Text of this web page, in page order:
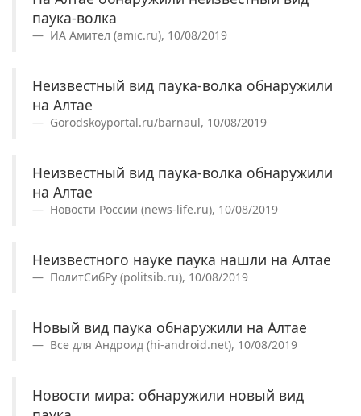
паука-волка
ИА Амител (amic.ru), 10/08/2019
Неизвестный вид паука-волка обнаружили
на Алтае
Gorodskoyportal.ru/barnaul, 10/08/2019
Неизвестный вид паука-волка обнаружили
на Алтае
Новости России (news-life.ru), 10/08/2019
Неизвестного науке паука нашли на Алтае
ПолитСибРу (politsib.ru), 10/08/2019
Новый вид паука обнаружили на Алтае
Все для Андроид (hi-android.net), 10/08/2019
Новости мира: обнаружили новый вид